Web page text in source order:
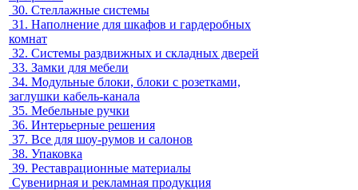
30. Стеллажные системы
31. Наполнение для шкафов и гардеробных
комнат
32. Системы раздвижных и складных дверей
33. Замки для мебели
34. Модульные блоки, блоки с розетками,
заглушки кабель-канала
35. Мебельные ручки
36. Интерьерные решения
37. Все для шоу-румов и салонов
38. Упаковка
39. Реставрационные материалы
Сувенирная и рекламная продукция